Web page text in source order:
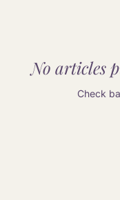
No articles
Check